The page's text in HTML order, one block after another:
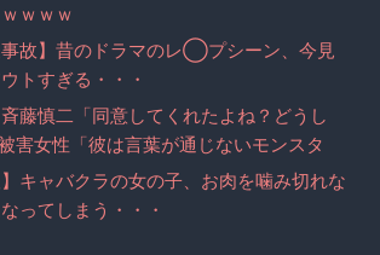
ｗｗｗ
事故】昔のドラマのレ◯プシーン、今見
トすぎる・・・
斉藤慎二「同意してくれたよね？どうし
害女性「彼は言葉が通じないモンスタ
】キャバクラの女の子、お肉を噛み切れな
ってしまう・・・